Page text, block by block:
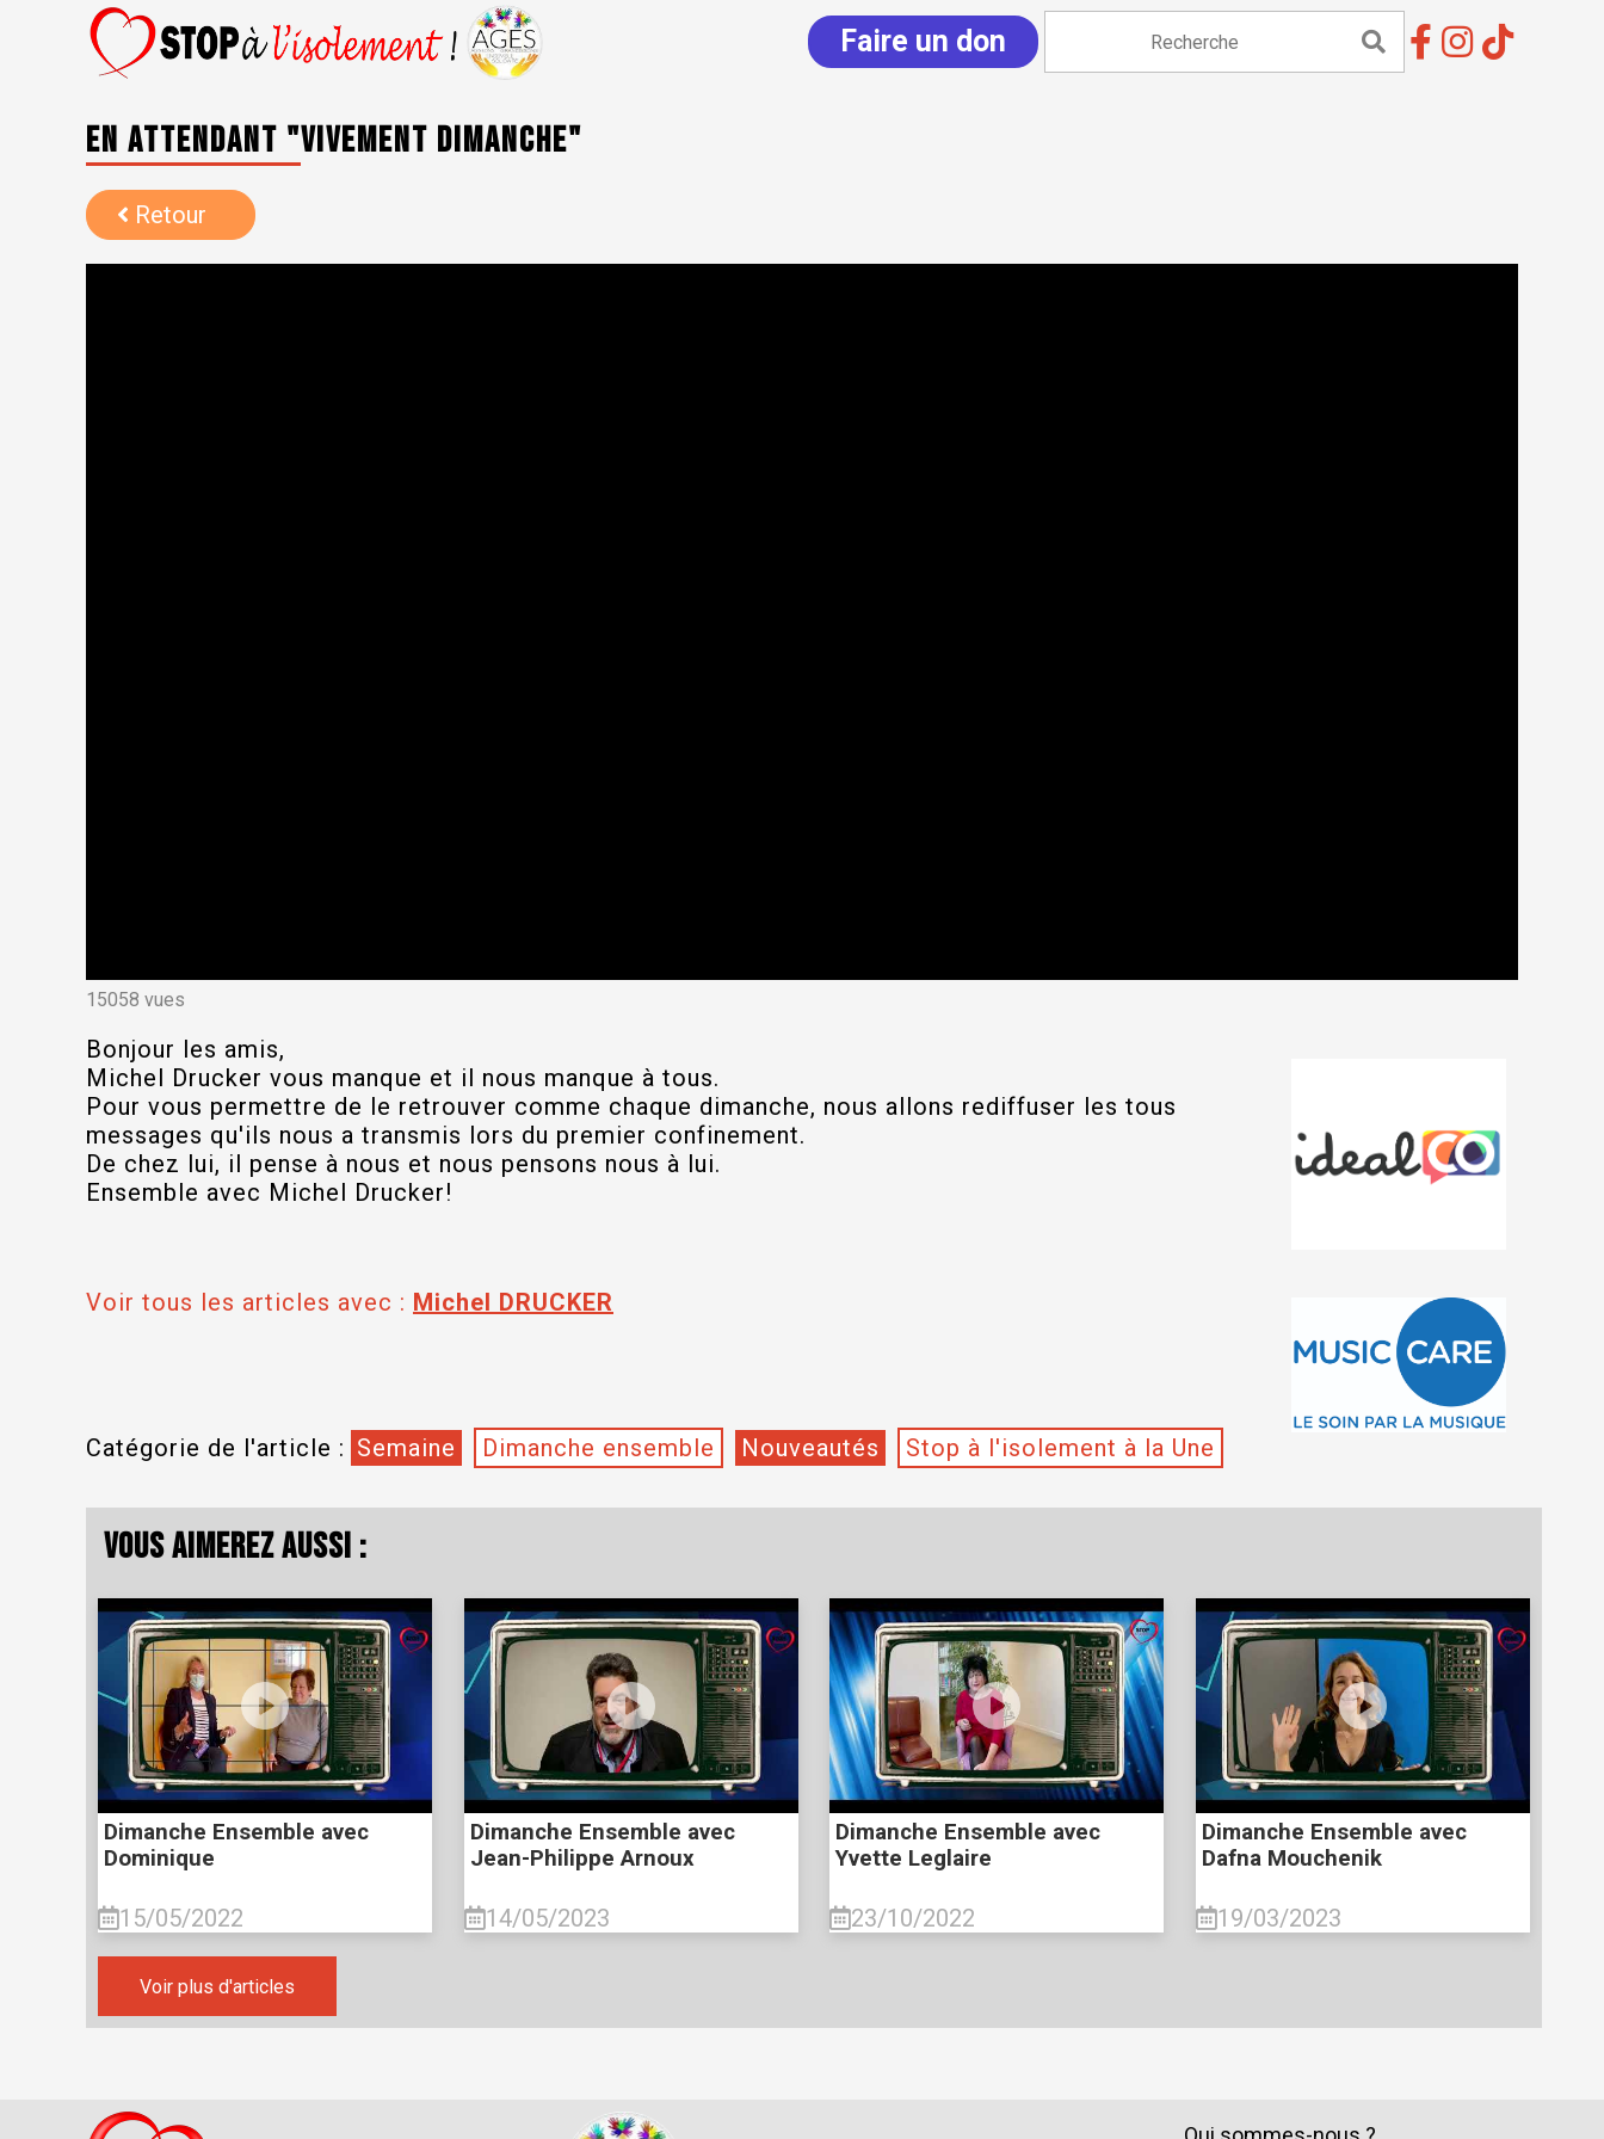
Faire un don
En attendant "vivement dimanche"
Retour
15058 vues
Bonjour les amis,
Michel Drucker vous manque et il nous manque à tous.
Pour vous permettre de le retrouver comme chaque dimanche, nous allons rediffuser les tous
messages qu'ils nous a transmis lors du premier confinement.
De chez lui, il pense à nous et nous pensons nous à lui.
Ensemble avec Michel Drucker!
Voir tous les articles avec : Michel DRUCKER
Catégorie de l'article : Semaine Dimanche ensemble Nouveautés Stop à l'isolement à la Une
Vous aimerez aussi :
Dimanche Ensemble avec
Dominique
15/05/2022
Dimanche Ensemble avec
Jean-Philippe Arnoux
14/05/2023
Dimanche Ensemble avec
Yvette Leglaire
23/10/2022
Dimanche Ensemble avec
Dafna Mouchenik
19/03/2023
Voir plus d'articles